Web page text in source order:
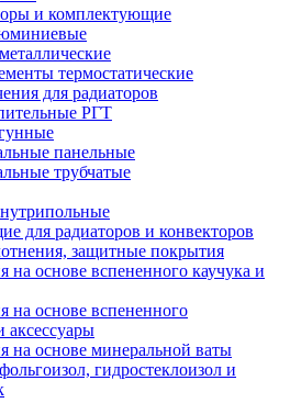
и комплектующие
термостатические
для радиаторов
РГТ
панельные
трубчатые
для радиаторов и конвекторов
защитные покрытия
на основе вспененного каучука и
на основе вспененного
аксессуары
на основе минеральной ваты
гидростеклоизол и